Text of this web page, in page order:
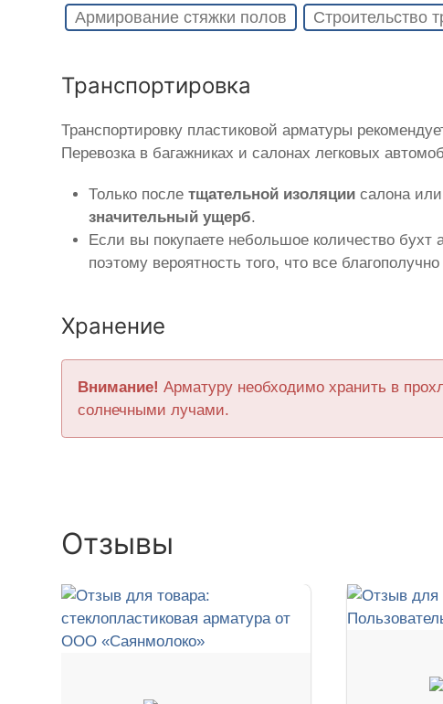
Армирование стяжки полов Строительство
Транспортировка
Транспортировку пластиковой арматуры
Перевозка в багажниках и салонах легковых
Только послетщательной изоляции салона
значительный ущерб.
Если вы покупаете небольшое количество
поэтому вероятность того, что все
Хранение
Внимание! Арматуру необходимо хранить в
солнечными лучами.
Отзывы